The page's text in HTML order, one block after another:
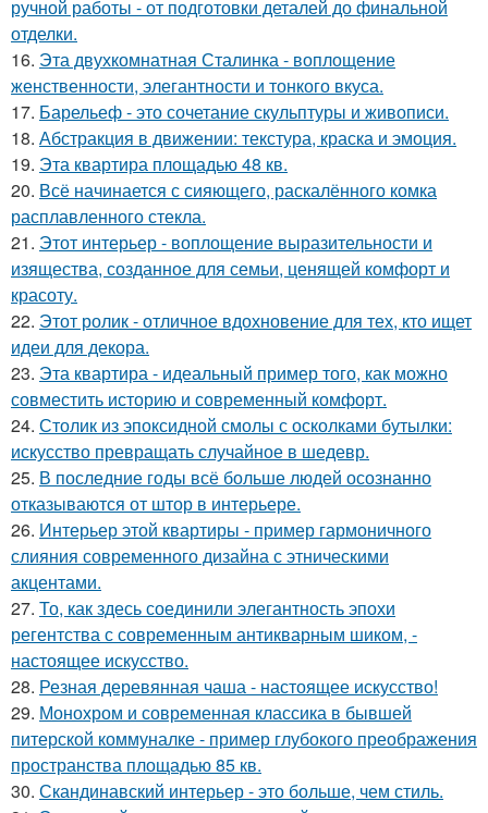
ручной работы - от подготовки деталей до финальной
отделки.
16. Эта двухкомнатная Сталинка - воплощение
женственности, элегантности и тонкого вкуса.
17. Барельеф - это сочетание скульптуры и живописи.
18. Абстракция в движении: текстура, краска и эмоция.
19. Эта квартира площадью 48 кв.
20. Всё начинается с сияющего, раскалённого комка
расплавленного стекла.
21. Этот интерьер - воплощение выразительности и
изящества, созданное для семьи, ценящей комфорт и
красоту.
22. Этот ролик - отличное вдохновение для тех, кто ищет
идеи для декора.
23. Эта квартира - идеальный пример того, как можно
совместить историю и современный комфорт.
24. Столик из эпоксидной смолы с осколками бутылки:
искусство превращать случайное в шедевр.
25. В последние годы всё больше людей осознанно
отказываются от штор в интерьере.
26. Интерьер этой квартиры - пример гармоничного
слияния современного дизайна с этническими
акцентами.
27. То, как здесь соединили элегантность эпохи
регентства с современным антикварным шиком, -
настоящее искусство.
28. Резная деревянная чаша - настоящее искусство!
29. Монохром и современная классика в бывшей
питерской коммуналке - пример глубокого преображения
пространства площадью 85 кв.
30. Скандинавский интерьер - это больше, чем стиль.